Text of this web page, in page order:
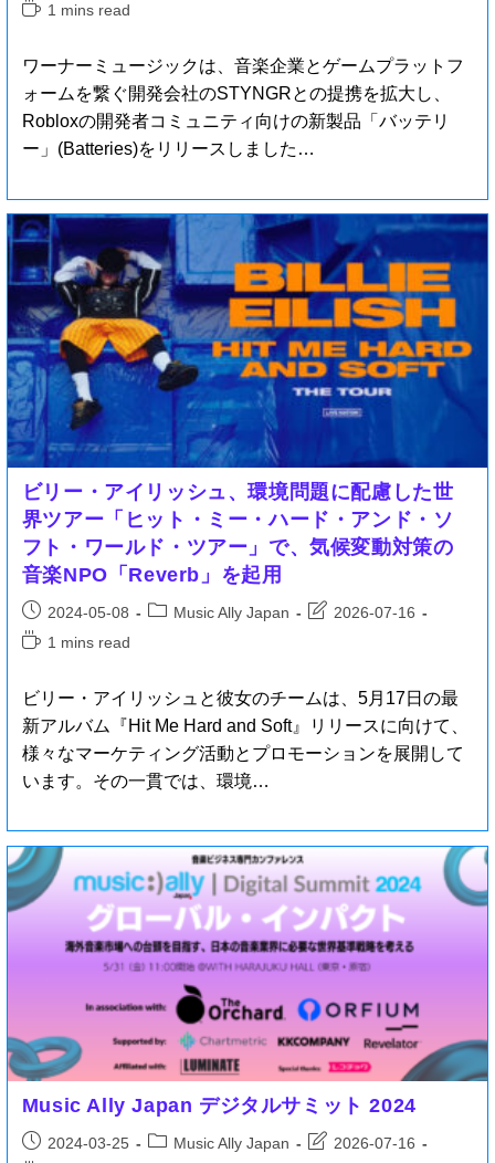
1 mins read
ワーナーミュージックは、音楽企業とゲームプラットフ
ォームを繋ぐ開発会社のSTYNGRとの提携を拡大し、
Robloxの開発者コミュニティ向けの新製品「バッテリ
ー」(Batteries)をリリースしました…
ビリー・アイリッシュ、環境問題に配慮した世
界ツアー「ヒット・ミー・ハード・アンド・ソ
フト・ワールド・ツアー」で、気候変動対策の
音楽NPO「Reverb」を起用
2024-05-08 Music Ally Japan
2026-07-16
1 mins read
ビリー・アイリッシュと彼女のチームは、5月17日の最
新アルバム『Hit Me Hard and Soft』リリースに向けて、
様々なマーケティング活動とプロモーションを展開して
います。その一貫では、環境…
Music Ally Japan デジタルサミット 2024
2024-03-25 Music Ally Japan
2026-07-16